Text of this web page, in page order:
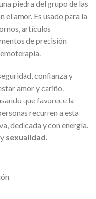
piedra del grupo de las
el amor. Es usado para la
artículos
de precisión
confianza y
amor y cariño.
que favorece la
recurren a esta
dedicada y con energía.
y sexualidad